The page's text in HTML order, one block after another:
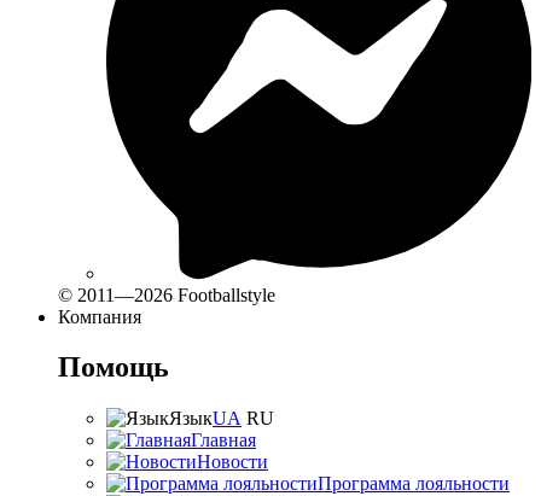
© 2011—2026 Footballstyle
Компания
Помощь
ЯзыкUA RU
Главная
Новости
Программа лояльности